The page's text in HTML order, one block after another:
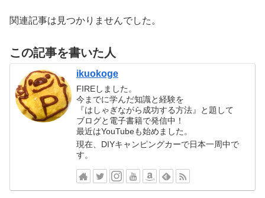
関連記事は見つかりませんでした。
この記事を書いた人
ikuokoge
FIREしました。
今までに学んだ知識と経験を
『はしゃぎながら成功する方法』と題して
ブログと電子書籍で発信中！
最近はYouTubeも始めました。
現在、DIYキャンピングカーで日本一周中で
す。